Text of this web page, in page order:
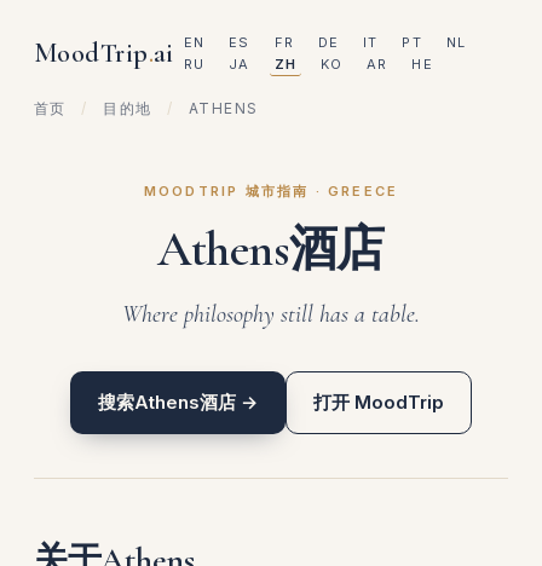
MoodTrip.ai EN ES FR DE IT PT
NL
RU
JA ZH KO AR HE
首页 / 目的地 / ATHENS
MOODTRIP 城市指南 · GREECE
Athens酒店
Where philosophy still has a table.
搜索Athens酒店 → 打开 MoodTrip